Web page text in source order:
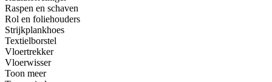
Raspen en schaven
Rol en foliehouders
Strijkplankhoes
Textielborstel
Vloertrekker
Vloerwisser
Toon meer